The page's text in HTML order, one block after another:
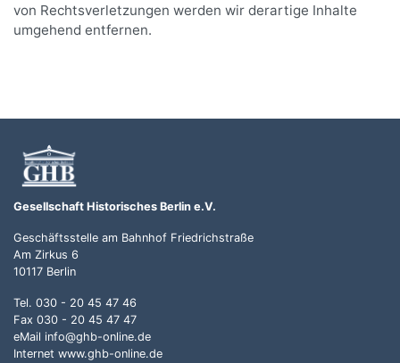
von Rechtsverletzungen werden wir derartige Inhalte
umgehend entfernen.
Gesellschaft Historisches Berlin e.V.
Geschäftsstelle am Bahnhof Friedrichstraße
Am Zirkus 6
10117 Berlin
Tel. 030 - 20 45 47 46
Fax 030 - 20 45 47 47
eMail info@ghb-online.de
Internet www.ghb-online.de